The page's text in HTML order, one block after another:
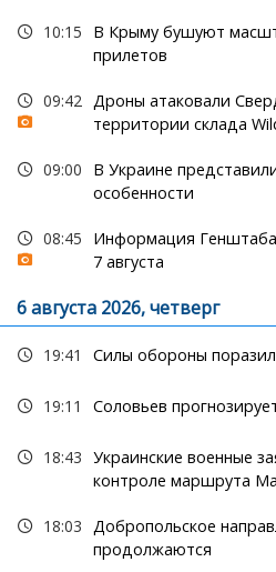
10:15
В Крыму бушуют
прилетов
09:42
Дроны атаковали
территории склада
09:00
В Украине
особенности
08:45
Информация
7 августа
6 августа 2026, четверг
19:41 Силы обороны
19:11 Соловьев
18:43 Украинские военные
контроле маршрута
18:03
Добропольское
продолжаются